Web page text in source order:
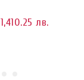
1,410.25 лв.